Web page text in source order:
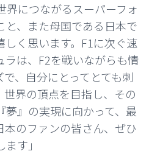
界につながるスーパーフォ
と、また母国である日本で
しく思います。F1に次ぐ速
ラは、F2を戦いながらも情
、自分にとってとても刺
界の頂点を目指し、その
』の実現に向かって、最
のファンの皆さん、ぜひ
す」